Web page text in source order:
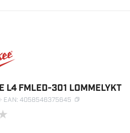
L4 FMLED-301 LOMMELYKT
· EAN: 4058546375645